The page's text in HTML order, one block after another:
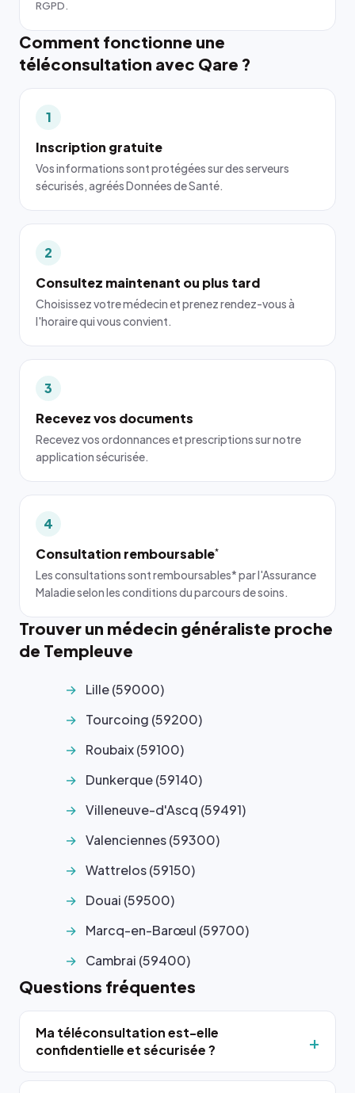
RGPD.
Comment fonctionne une
téléconsultation avec Qare ?
1
Inscription gratuite
Vos informations sont protégées sur des serveurs
sécurisés, agréés Données de Santé.
2
Consultez maintenant ou plus tard
Choisissez votre médecin et prenez rendez-vous à
l'horaire qui vous convient.
3
Recevez vos documents
Recevez vos ordonnances et prescriptions sur notre
application sécurisée.
4
Consultation remboursable*
Les consultations sont remboursables* par l'Assurance
Maladie selon les conditions du parcours de soins.
Trouver un médecin généraliste proche
de Templeuve
Lille (59000)
Tourcoing (59200)
Roubaix (59100)
Dunkerque (59140)
Villeneuve-d'Ascq (59491)
Valenciennes (59300)
Wattrelos (59150)
Douai (59500)
Marcq-en-Barœul (59700)
Cambrai (59400)
Questions fréquentes
Ma téléconsultation est-elle
confidentielle et sécurisée ?